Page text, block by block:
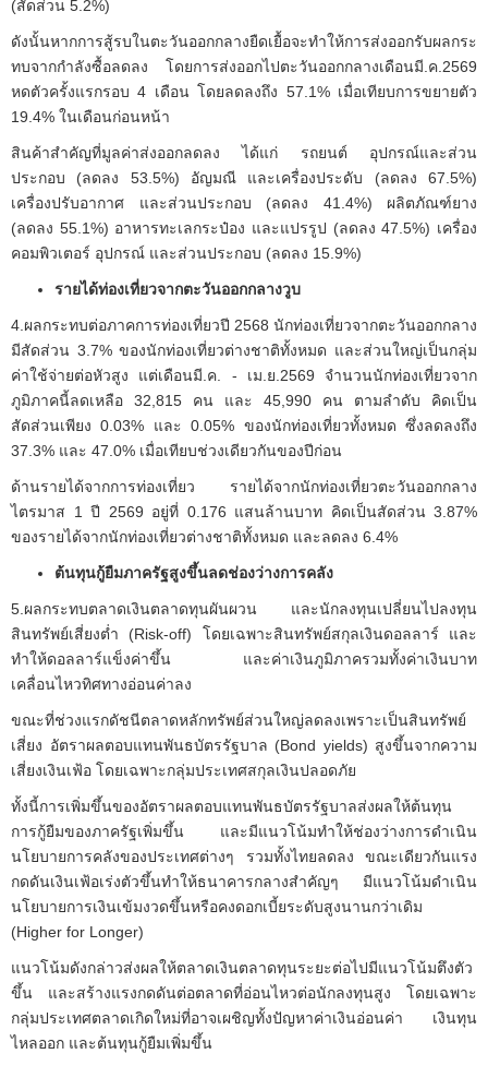
(สัดส่วน 5.2%)
ดังนั้นหากการสู้รบในตะวันออกกลางยืดเยื้อจะทำให้การส่งออกรับผลกระ
ทบจากกำลังซื้อลดลง โดยการส่งออกไปตะวันออกกลางเดือนมี.ค.2569
หดตัวครั้งแรกรอบ 4 เดือน โดยลดลงถึง 57.1% เมื่อเทียบการขยายตัว
19.4% ในเดือนก่อนหน้า
สินค้าสำคัญที่มูลค่าส่งออกลดลง ได้แก่ รถยนต์ อุปกรณ์และส่วน
ประกอบ (ลดลง 53.5%) อัญมณี และเครื่องประดับ (ลดลง 67.5%)
เครื่องปรับอากาศ และส่วนประกอบ (ลดลง 41.4%) ผลิตภัณฑ์ยาง
(ลดลง 55.1%) อาหารทะเลกระป๋อง และแปรรูป (ลดลง 47.5%) เครื่อง
คอมพิวเตอร์ อุปกรณ์ และส่วนประกอบ (ลดลง 15.9%)
รายได้ท่องเที่ยวจากตะวันออกกลางวูบ
4.ผลกระทบต่อภาคการท่องเที่ยวปี 2568 นักท่องเที่ยวจากตะวันออกกลาง
มีสัดส่วน 3.7% ของนักท่องเที่ยวต่างชาติทั้งหมด และส่วนใหญ่เป็นกลุ่ม
ค่าใช้จ่ายต่อหัวสูง แต่เดือนมี.ค. - เม.ย.2569 จำนวนนักท่องเที่ยวจาก
ภูมิภาคนี้ลดเหลือ 32,815 คน และ 45,990 คน ตามลำดับ คิดเป็น
สัดส่วนเพียง 0.03% และ 0.05% ของนักท่องเที่ยวทั้งหมด ซึ่งลดลงถึง
37.3% และ 47.0% เมื่อเทียบช่วงเดียวกันของปีก่อน
ด้านรายได้จากการท่องเที่ยว รายได้จากนักท่องเที่ยวตะวันออกกลาง
ไตรมาส 1 ปี 2569 อยู่ที่ 0.176 แสนล้านบาท คิดเป็นสัดส่วน 3.87%
ของรายได้จากนักท่องเที่ยวต่างชาติทั้งหมด และลดลง 6.4%
ต้นทุนกู้ยืมภาครัฐสูงขึ้นลดช่องว่างการคลัง
5.ผลกระทบตลาดเงินตลาดทุนผันผวน และนักลงทุนเปลี่ยนไปลงทุน
สินทรัพย์เสี่ยงต่ำ (Risk-off) โดยเฉพาะสินทรัพย์สกุลเงินดอลลาร์ และ
ทำให้ดอลลาร์แข็งค่าขึ้น และค่าเงินภูมิภาครวมทั้งค่าเงินบาท
เคลื่อนไหวทิศทางอ่อนค่าลง
ขณะที่ช่วงแรกดัชนีตลาดหลักทรัพย์ส่วนใหญ่ลดลงเพราะเป็นสินทรัพย์
เสี่ยง อัตราผลตอบแทนพันธบัตรรัฐบาล (Bond yields) สูงขึ้นจากความ
เสี่ยงเงินเฟ้อ โดยเฉพาะกลุ่มประเทศสกุลเงินปลอดภัย
ทั้งนี้การเพิ่มขึ้นของอัตราผลตอบแทนพันธบัตรรัฐบาลส่งผลให้ต้นทุน
การกู้ยืมของภาครัฐเพิ่มขึ้น และมีแนวโน้มทำให้ช่องว่างการดำเนิน
นโยบายการคลังของประเทศต่างๆ รวมทั้งไทยลดลง ขณะเดียวกันแรง
กดดันเงินเฟ้อเร่งตัวขึ้นทำให้ธนาคารกลางสำคัญๆ มีแนวโน้มดำเนิน
นโยบายการเงินเข้มงวดขึ้นหรือคงดอกเบี้ยระดับสูงนานกว่าเดิม
(Higher for Longer)
แนวโน้มดังกล่าวส่งผลให้ตลาดเงินตลาดทุนระยะต่อไปมีแนวโน้มตึงตัว
ขึ้น และสร้างแรงกดดันต่อตลาดที่อ่อนไหวต่อนักลงทุนสูง โดยเฉพาะ
กลุ่มประเทศตลาดเกิดใหม่ที่อาจเผชิญทั้งปัญหาค่าเงินอ่อนค่า เงินทุน
ไหลออก และต้นทุนกู้ยืมเพิ่มขึ้น